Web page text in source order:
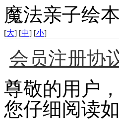
魔法亲子绘
[大] [中] [小]
会员注册协
尊敬的用户
您仔细阅读